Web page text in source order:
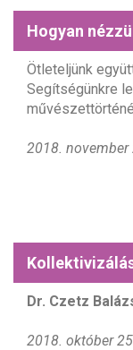
Ötleteljünk
Segítségünkre
2018. november
Dr. Czetz
2018. október